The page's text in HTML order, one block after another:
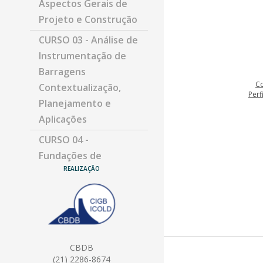
Aspectos Gerais de
Projeto e Construção
CURSO 03 - Análise de
Instrumentação de
Barragens
Contextualização,
Planejamento e
Aplicações
CURSO 04 -
Fundações de
Barragens de
Concreto e Mecânica
das Rochas –
Aspectos Gerais
Risco Aplicada à
REALIZAÇÃO
CBDB
(21) 2286-8674